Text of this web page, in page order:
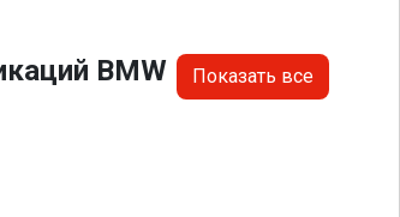
BMW
Показать все